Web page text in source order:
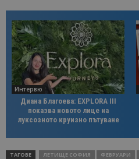
Интервю
Диана Благоева: EXPLORA III
показва новото лице на
луксозното круизно пътуване
ТАГОВЕ ЛЕТИЩЕ СОФИЯ ФЕВРУАРИ